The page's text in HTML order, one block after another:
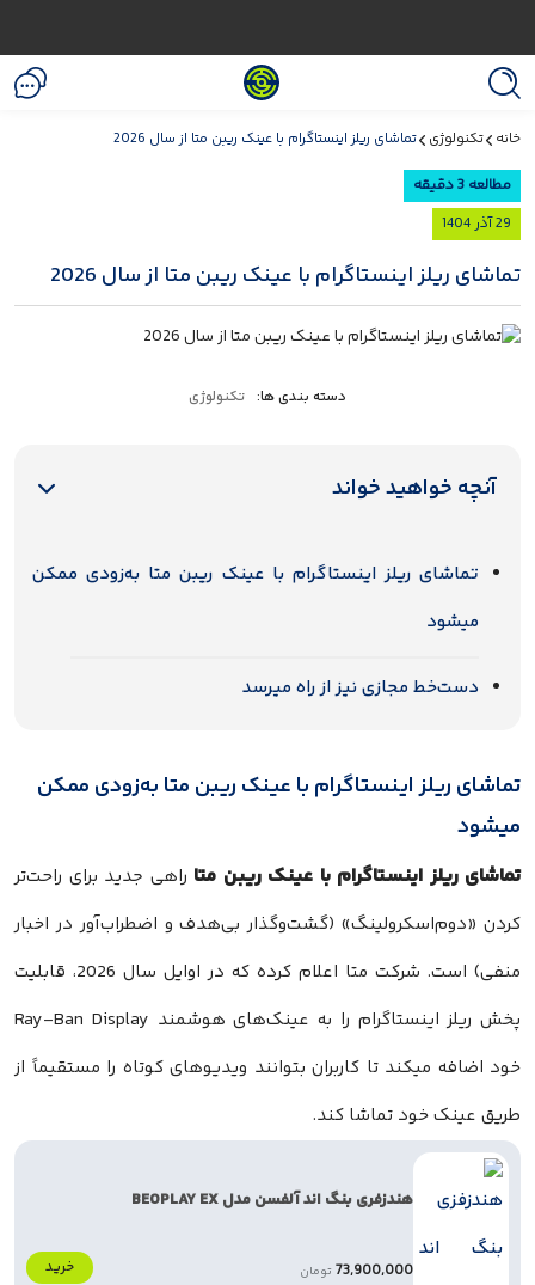
خانه تکنولوژی تماشای ریلز اینستاگرام با عینک ریبن متا از سال 2026
مطالعه 3 دقیقه
29 آذر 1404
تماشای ریلز اینستاگرام با عینک ریبن متا از سال 2026
دسته بندی ها: تکنولوژی
آنچه خواهید خواند
تماشای ریلز اینستاگرام با عینک ریبن متا به‌زودی ممکن
میشود
دست‌خط مجازی نیز از راه میرسد
تماشای ریلز اینستاگرام با عینک ریبن متا به‌زودی ممکن
میشود
تماشای ریلز اینستاگرام با عینک ریبن متا راهی جدید برای راحت‌تر
کردن «دوم‌اسکرولینگ» (گشت‌وگذار بی‌هدف و اضطراب‌آور در اخبار
منفی) است. شرکت متا اعلام کرده که در اوایل سال 2026، قابلیت
پخش ریلز اینستاگرام را به عینک‌های هوشمند Ray-Ban Display
خود اضافه میکند تا کاربران بتوانند ویدیوهای کوتاه را مستقیماً از
طریق عینک خود تماشا کند.
هندزفری بنگ اند آلفسن مدل BEOPLAY EX
73,900,000 تومان خرید